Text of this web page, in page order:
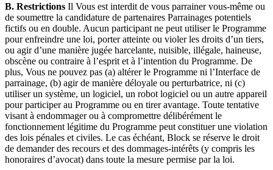
Rénovation et réparation
Événements en intérieur ou extérieur
Professionnels de la santé
Entreprise de fitness
Découvrir
Aperçu des paiements
Solution PDV Square
Solutions PDV Square pour restaurants
B. Restrictions Il Vous est interdit de vous parrainer vous-même ou
de soumettre la candidature de partenaires Parrainages potentiels
fictifs ou en double. Aucun participant ne peut utiliser le Programme
pour enfreindre une loi, porter atteinte ou violer les droits d’un tiers,
ou agir d’une manière jugée harcelante, nuisible, illégale, haineuse,
obscène ou contraire à l’esprit et à l’intention du Programme. De
plus, Vous ne pouvez pas (a) altérer le Programme ni l’Interface de
parrainage, (b) agir de manière déloyale ou perturbatrice, ni (c)
utiliser un système, un logiciel, un robot logiciel ou un autre appareil
pour participer au Programme ou en tirer avantage. Toute tentative
visant à endommager ou à compromettre délibérément le
fonctionnement légitime du Programme peut constituer une violation
des lois pénales et civiles. Le cas échéant, Block se réserve le droit
de demander des recours et des dommages-intérêts (y compris les
honoraires d’avocat) dans toute la mesure permise par la loi.